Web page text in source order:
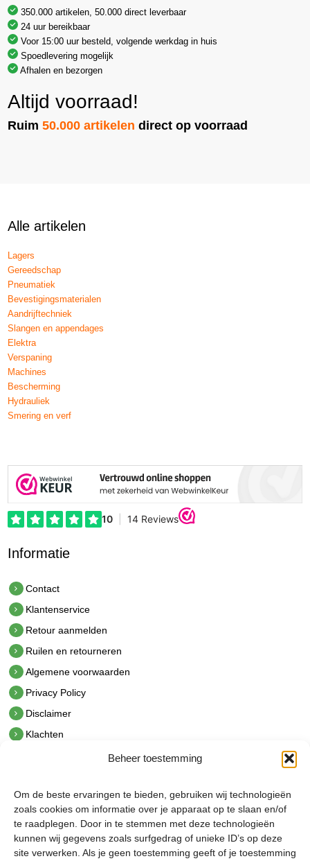
Beheer toestemming
Om de beste ervaringen te bieden, gebruiken wij technologieën
zoals cookies om informatie over je apparaat op te slaan en/of
te raadplegen. Door in te stemmen met deze technologieën
kunnen wij gegevens zoals surfgedrag of unieke ID’s op deze
site verwerken. Als je geen toestemming geeft of je toestemming
350.000 artikelen, 50.000 direct leverbaar
24 uur bereikbaar
Voor 15:00 uur besteld, volgende werkdag in huis
Spoedlevering mogelijk
Afhalen en bezorgen
Altijd voorraad!
Ruim50.000 artikelen direct op voorraad
Alle artikelen
Lagers
Gereedschap
Pneumatiek
Bevestigingsmaterialen
Aandrijftechniek
Slangen en appendages
Elektra
Verspaning
Machines
Bescherming
Hydrauliek
Smering en verf
Informatie
Contact
Klantenservice
Retour aanmelden
Ruilen en retourneren
Algemene voorwaarden
Privacy Policy
Disclaimer
Klachten
hetindustriehuis B.V.
De Hoek 1 1601 MR Enkhuizen
t.0228 53 00 40
e.info@hetindustriehuis.com
KVK 51483904